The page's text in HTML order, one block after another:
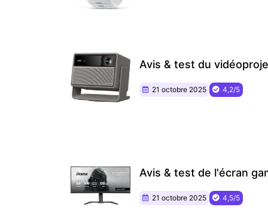
Avis & test du
21 octobre 2025 4,2/5
Avis & test de l'écran
21 octobre 2025 4,5/5